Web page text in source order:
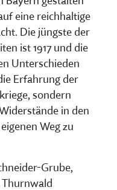
eine reichhaltige
Die jüngste der
ist 1917 und die
Unterschieden
Erfahrung der
sondern
in den
Weg zu
Grube,